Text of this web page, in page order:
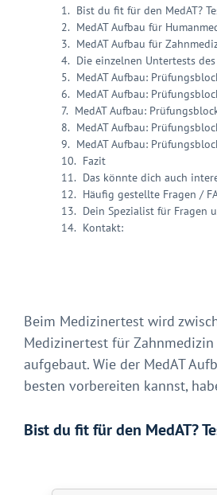
Bist du fit für den MedAT?
MedAT Aufbau für
MedAT Aufbau für
Die einzelnen Untertests
MedAT Aufbau:
MedAT Aufbau:
MedAT Aufbau:
MedAT Aufbau:
MedAT Aufbau:
Fazit
Das könnte dich auch
Häufig gestellte Fragen /
Dein Spezialist für Fragen
Kontakt:
Beim Medizinertest wird
Medizinertest für
aufgebaut. Wie der MedAT
besten vorbereiten kannst,
Bist du fit für den MedAT?